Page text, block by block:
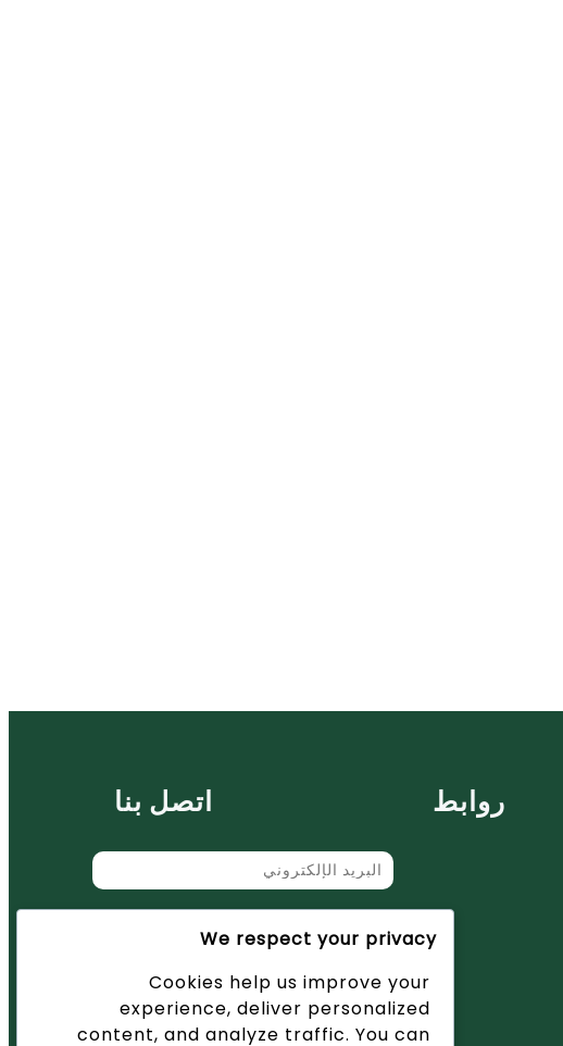
روابط اتصل بنا
أرسل
We respect your privacy
Cookies help us improve your
experience, deliver personalized
content, and analyze traffic. You can